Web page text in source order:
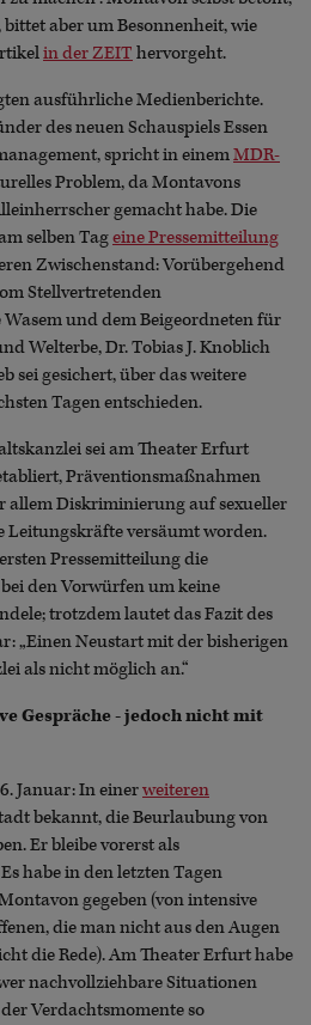
aber um Besonnenheit, wie
in der ZEIT hervorgeht.
ausführliche Medienberichte.
des neuen Schauspiels Essen
spricht in einemMDR-
Problem, da Montavons
gemacht habe. Die
selben Tageine Pressemitteilung
Zwischenstand: Vorübergehend
Stellvertretenden
und dem Beigeordneten für
Welterbe, Dr. Tobias J. Knoblich
sei gesichert, über das weitere
Tagen entschieden.
sei am Theater Erfurt
Präventionsmaßnahmen
allem Diskriminierung auf sexueller
Leitungskräfte versäumt worden.
Pressemitteilung die
den Vorwürfen um keine
trotzdem lautet das Fazit des
„Einen Neustart mit der bisherigen
als nicht möglich an.“
Gespräche - jedoch nicht mit
Januar: In einerweiteren
bekannt, die Beurlaubung von
Er bleibe vorerst als
habe in den letzten Tagen
gegeben (von intensive
die man nicht aus den Augen
die Rede). Am Theater Erfurt habe
nachvollziehbare Situationen
Verdachtsmomente so